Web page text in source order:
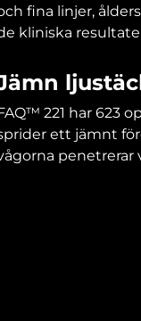
fina linjer,
kliniska
221 har 623
ett jämnt
penetrerar